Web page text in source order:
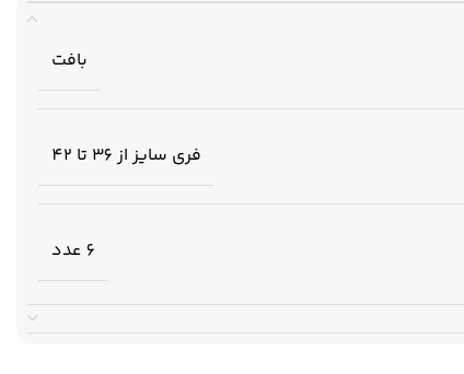
بافت
فری سایز از 36 تا 42
6 عدد